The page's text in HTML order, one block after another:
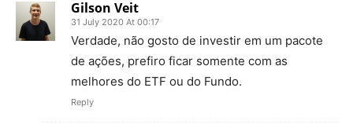
Gilson Veit
31 July 2020 At 00:17
Verdade, não gosto de investir em um pacote
de ações, prefiro ficar somente com as
melhores do ETF ou do Fundo.
Reply